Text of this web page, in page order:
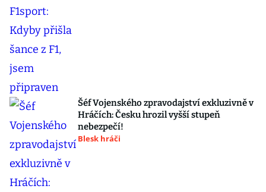
Šéf Vojenského zpravodajství exkluzivně v
Hráčích: Česku hrozil vyšší stupeň
nebezpečí!
Blesk hráči